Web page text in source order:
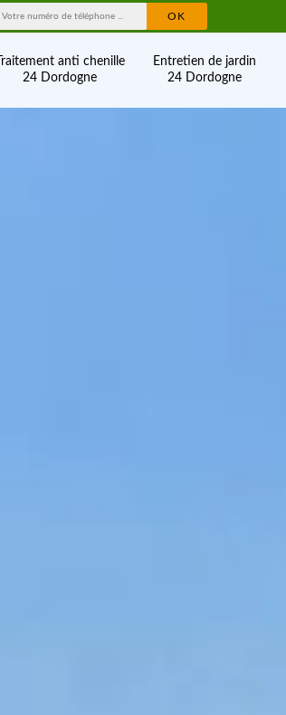
Traitement anti chenille
24 Dordogne
Entretien de jardin
24 Dordogne